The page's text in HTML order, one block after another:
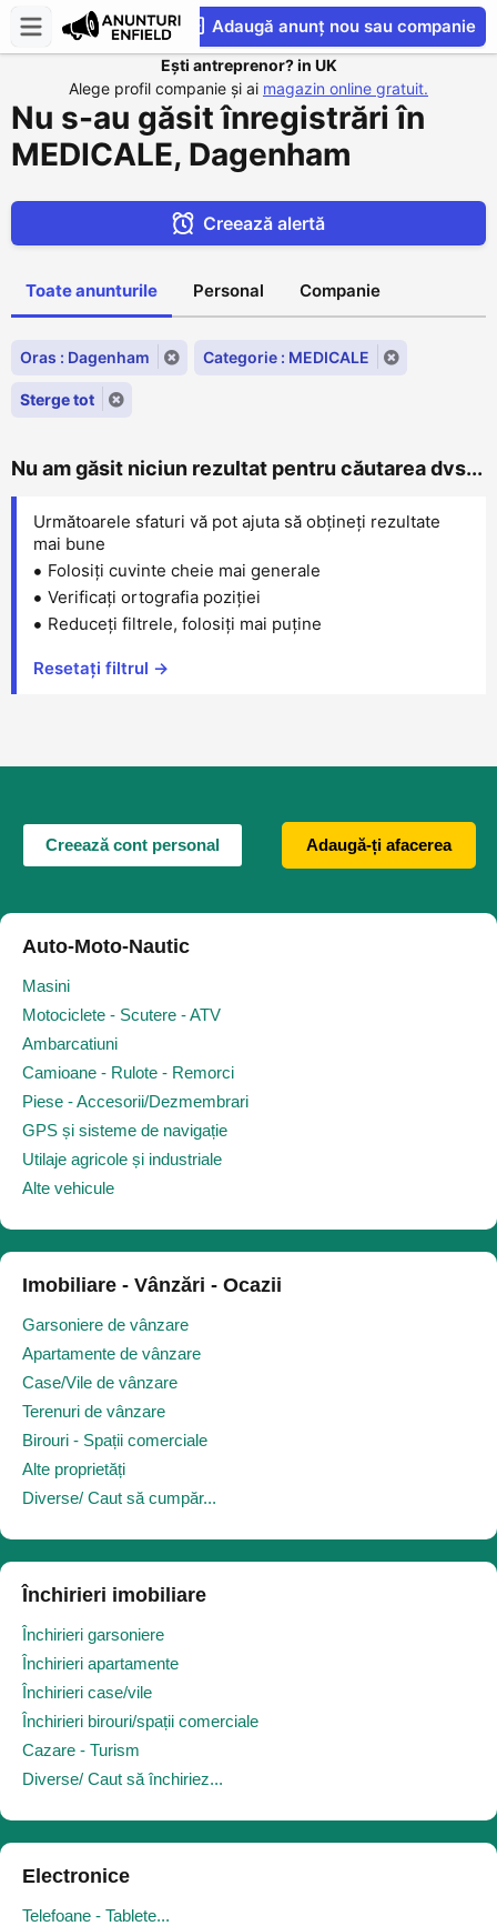
Adaugă anunț nou sau companie
CompaniesS
Ești antreprenor? in UK
Alege profil companie și ai magazin online gratuit.
Nu s-au găsit înregistrări în
MEDICALE, Dagenham
Creează alertă
Toate anunturile Personal Companie
Oras : Dagenham Categorie : MEDICALE
Sterge tot
Nu am găsit niciun rezultat pentru căutarea dvs...
Următoarele sfaturi vă pot ajuta să obțineți rezultate
mai bune
Folosiți cuvinte cheie mai generale
Verificați ortografia poziției
Reduceți filtrele, folosiți mai puține
Resetați filtrul →
Creează cont personal Adaugă-ți afacerea
Auto-Moto-Nautic
Masini
Motociclete - Scutere - ATV
Ambarcatiuni
Camioane - Rulote - Remorci
Piese - Accesorii/Dezmembrari
GPS și sisteme de navigație
Utilaje agricole și industriale
Alte vehicule
Imobiliare - Vânzări - Ocazii
Garsoniere de vânzare
Apartamente de vânzare
Case/Vile de vânzare
Terenuri de vânzare
Birouri - Spații comerciale
Alte proprietăți
Diverse/ Caut să cumpăr...
Închirieri imobiliare
Închirieri garsoniere
Închirieri apartamente
Închirieri case/vile
Închirieri birouri/spații comerciale
Cazare - Turism
Diverse/ Caut să închiriez...
Electronice
Telefoane - Tablete...